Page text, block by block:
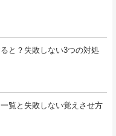
と？失敗しない3つの対処
覧と失敗しない覚えさせ方